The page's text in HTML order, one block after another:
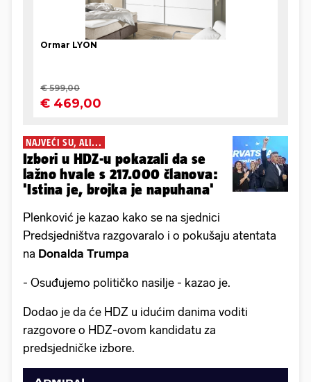
NAJVEĆI SU, ALI...
Izbori u HDZ-u pokazali da se
lažno hvale s 217.000 članova:
'Istina je, brojka je napuhana'
Plenković je kazao kako se na sjednici
Predsjedništva razgovaralo i o pokušaju atentata
na Donalda Trumpa
- Osuđujemo političko nasilje - kazao je.
Dodao je da će HDZ u idućim danima voditi
razgovore o HDZ-ovom kandidatu za
predsjedničke izbore.